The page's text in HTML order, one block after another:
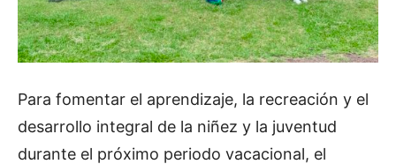
Para fomentar el aprendizaje, la recreación y el
desarrollo integral de la niñez y la juventud
durante el próximo periodo vacacional, el